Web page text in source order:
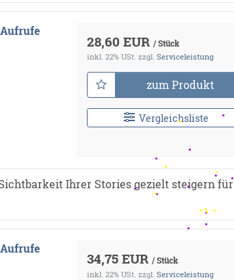
28,60 EUR / Stück
inkl. 22% USt. zzgl. Serviceleistung
zum Produkt
Vergleichsliste
Ihrer Stories gezielt steigern für
34,75 EUR / Stück
inkl. 22% USt. zzgl. Serviceleistung